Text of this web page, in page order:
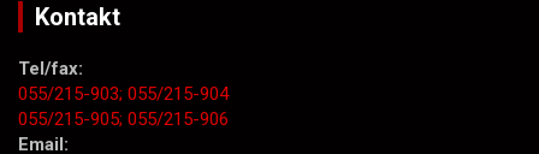
Kontakt
Tel/fax:
055/215-903; 055/215-904
055/215-905; 055/215-906
Email: